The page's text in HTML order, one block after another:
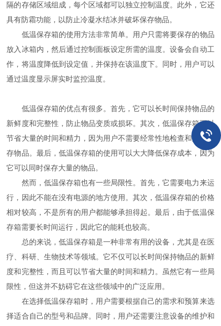
隔的存储区域组成，每个区域都可以独立控制温度。此外，它还
具有防霜功能，以防止冷凝水结冰并破坏保存物品。
低温保存箱的使用方法非常简单。用户只需将要保存的物品
放入冰箱内，然后通过控制面板设定所需的温度。设备会自动工
作，将温度降低到设定值，并保持在该温度下。同时，用户可以
通过温度显示屏实时监控温度。
低温保存箱的优点有很多。首先，它可以长时间保持物品的
新鲜度和完整性，防止物品变质或损坏。其次，低温保存箱可以
节省大量的时间和精力，因为用户不需要经常性地检查和更换保
存物品。最后，低温保存箱的使用可以大大降低保存成本，因为
它可以同时保存大量的物品。
然而，低温保存箱也有一些局限性。首先，它需要电力来运
行，因此不能在没有电源的地方使用。其次，低温保存箱的价格
相对较高，不是所有的用户都能够承担得起。最后，由于低温保
存箱需要长时间运行，因此它的能耗也较高。
总的来说，低温保存箱是一种非常有用的设备，尤其是在医
疗、科研、生物技术等领域。它不仅可以长时间保持物品的新鲜
度和完整性，而且可以节省大量的时间和精力。虽然它有一些局
限性，但这并不妨碍它在这些领域中的广泛应用。
在选择低温保存箱时，用户需要根据自己的需求和预算来选
择适合自己的型号和品牌。同时，用户还需要注意设备的维护和